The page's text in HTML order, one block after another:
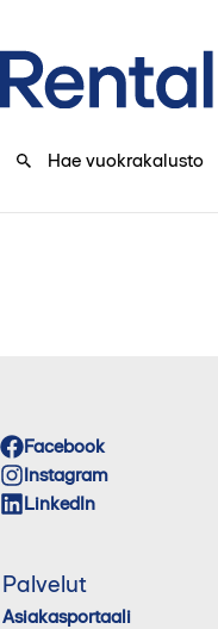
Facebook
Instagram
LinkedIn
Palvelut
Asiakasportaali